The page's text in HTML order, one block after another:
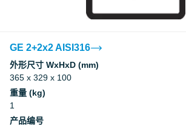
GE 2+2x2 AISI316
外形尺寸 WxHxD (mm)
365 x 329 x 100
重量 (kg)
1
产品编号